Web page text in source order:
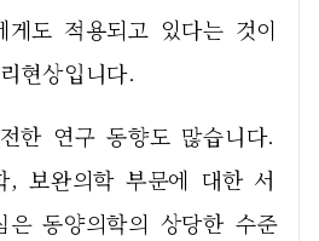
도 적용되고 있다는 것이
현상입니다.
한 연구 동향도 많습니다.
, 보완의학 부문에 대한 서
은 동양의학의 상당한 수준